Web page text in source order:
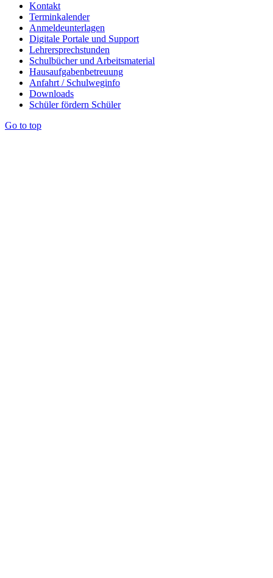
Kontakt
Terminkalender
Anmeldeunterlagen
Digitale Portale und Support
Lehrersprechstunden
Schulbücher und Arbeitsmaterial
Hausaufgabenbetreuung
Anfahrt / Schulweginfo
Downloads
Schüler fördern Schüler
Go to top